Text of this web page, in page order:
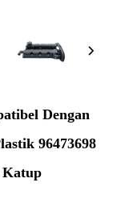
Dengan
96473698
Katup